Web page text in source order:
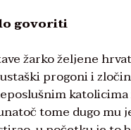
govoriti
žarko željene
progoni i
tome dugo